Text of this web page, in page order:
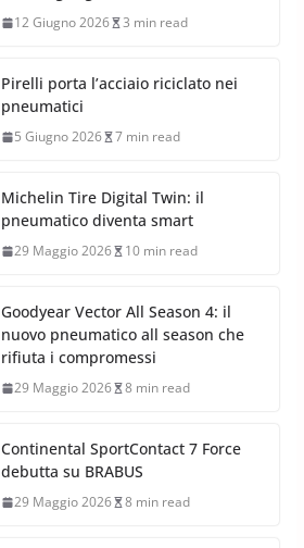
12 Giugno 2026 3 min read
Pirelli porta l’acciaio riciclato nei
pneumatici
5 Giugno 2026 7 min read
Michelin Tire Digital Twin: il
pneumatico diventa smart
29 Maggio 2026 10 min read
Goodyear Vector All Season 4: il
nuovo pneumatico all season che
rifiuta i compromessi
29 Maggio 2026 8 min read
Continental SportContact 7 Force
debutta su BRABUS
29 Maggio 2026 8 min read